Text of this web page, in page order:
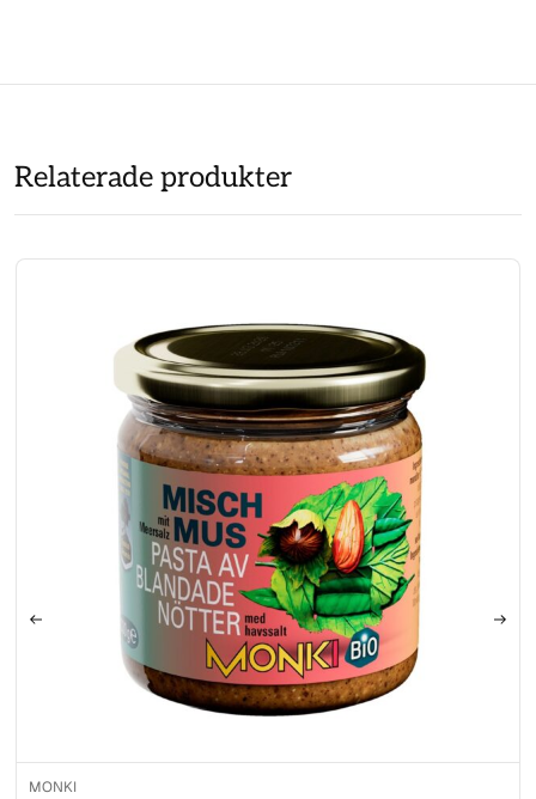
Relaterade produkter
MONKI